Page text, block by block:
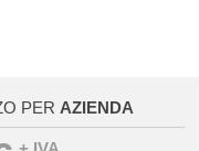
PER AZIENDA